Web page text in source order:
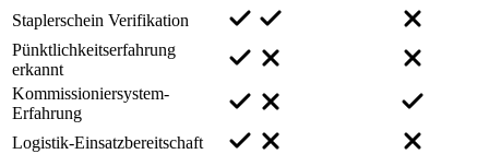
Staplerschein Verifikation
Pünktlichkeitserfahrung
erkannt
Kommissioniersystem-
Erfahrung
Logistik-Einsatzbereitschaft